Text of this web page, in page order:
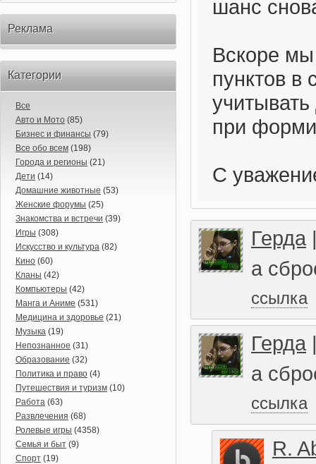
Реклама
Категории
Все
Авто и Мото (85)
Бизнес и финансы (79)
Все обо всем (198)
Города и регионы (21)
Дети (14)
Домашние животные (53)
Женские форумы (25)
Знакомства и встречи (39)
Игры (308)
Искусство и культура (82)
Кино (60)
Кланы (42)
Компьютеры (42)
Манга и Аниме (531)
Медицина и здоровье (21)
Музыка (19)
Непознанное (31)
Образование (32)
Политика и право (4)
Путешествия и туризм (10)
Работа (63)
Развлечения (68)
Ролевые игры (4358)
Семья и быт (9)
Спорт (19)
шанс
Вскоре
пунктов в
при
С
Герда
а
ссылка
Герда
а
ссылка
R.